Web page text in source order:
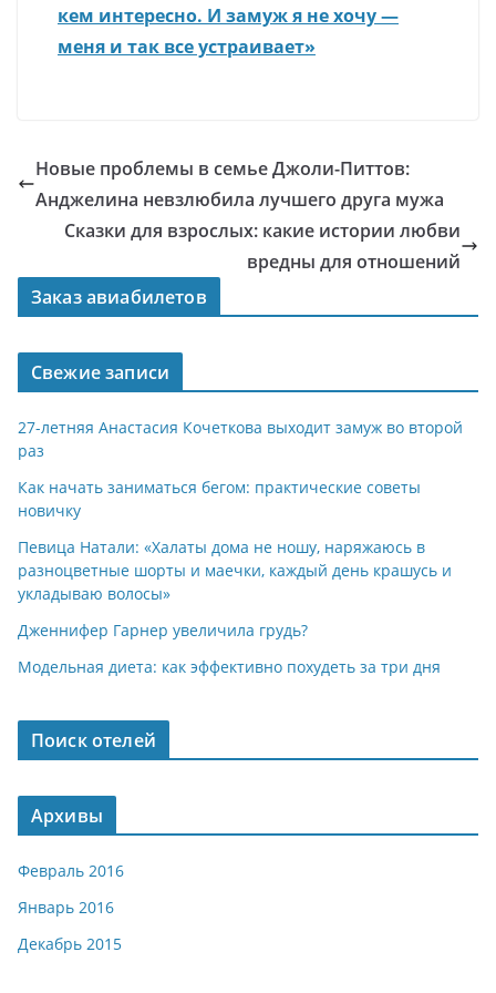
кем интересно. И замуж я не хочу —
меня и так все устраивает»
Новые проблемы в семье Джоли-Питтов:
Анджелина невзлюбила лучшего друга мужа
Сказки для взрослых: какие истории любви
вредны для отношений
Заказ авиабилетов
Свежие записи
27-летняя Анастасия Кочеткова выходит замуж во второй
раз
Как начать заниматься бегом: практические советы
новичку
Певица Натали: «Халаты дома не ношу, наряжаюсь в
разноцветные шорты и маечки, каждый день крашусь и
укладываю волосы»
Дженнифер Гарнер увеличила грудь?
Модельная диета: как эффективно похудеть за три дня
Поиск отелей
Архивы
Февраль 2016
Январь 2016
Декабрь 2015